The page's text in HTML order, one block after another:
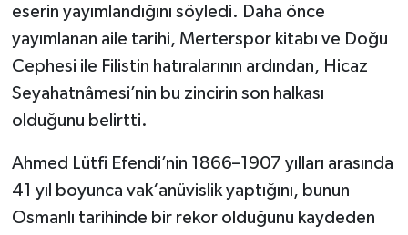
eserin yayımlandığını söyledi. Daha önce
yayımlanan aile tarihi, Merterspor kitabı ve Doğu
Cephesi ile Filistin hatıralarının ardından, Hicaz
Seyahatnâmesi’nin bu zincirin son halkası
olduğunu belirtti.
Ahmed Lütfi Efendi’nin 1866–1907 yılları arasında
41 yıl boyunca vak‘anüvislik yaptığını, bunun
Osmanlı tarihinde bir rekor olduğunu kaydeden